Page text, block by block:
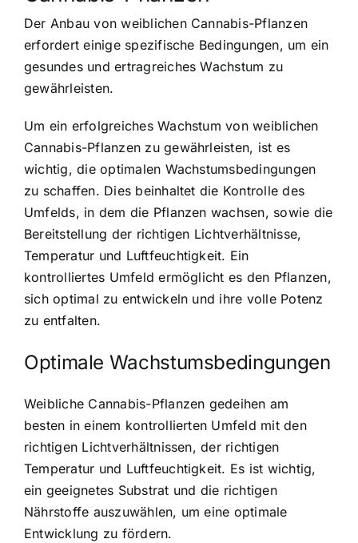
Der Anbau von weiblichen Cannabis-Pflanzen
erfordert einige spezifische Bedingungen, um ein
gesundes und ertragreiches Wachstum zu
gewährleisten.
Um ein erfolgreiches Wachstum von weiblichen
Cannabis-Pflanzen zu gewährleisten, ist es
wichtig, die optimalen Wachstumsbedingungen
zu schaffen. Dies beinhaltet die Kontrolle des
Umfelds, in dem die Pflanzen wachsen, sowie die
Bereitstellung der richtigen Lichtverhältnisse,
Temperatur und Luftfeuchtigkeit. Ein
kontrolliertes Umfeld ermöglicht es den Pflanzen,
sich optimal zu entwickeln und ihre volle Potenz
zu entfalten.
Optimale Wachstumsbedingungen
Weibliche Cannabis-Pflanzen gedeihen am
besten in einem kontrollierten Umfeld mit den
richtigen Lichtverhältnissen, der richtigen
Temperatur und Luftfeuchtigkeit. Es ist wichtig,
ein geeignetes Substrat und die richtigen
Nährstoffe auszuwählen, um eine optimale
Entwicklung zu fördern.